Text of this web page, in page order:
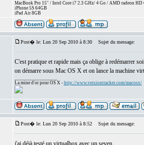
MacBook Pro 15" / Intel Core i7 2.3 GHz/ 4 Go / AMD radeon
iPhone 5S 64GB
iPad Air 8GB
Post� le: Lun 20 Sep 2010 à 8:30 Sujet du message:
C'est pratique et rapide mais ça oblige à redémarrer
on démarre sous Mac OS X et on lance la machine
La mine d'or pour OS X - http://www.versiontracker.com/macosx/
Post� le: Lun 20 Sep 2010 à 8:52 Sujet du message:
j'ai déjà testé un virtualbox avec un seven